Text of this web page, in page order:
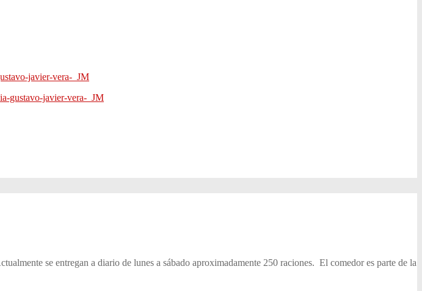
javier-vera-_JM
gustavo-javier-vera-_JM
se entregan a diario de lunes a sábado aproximadamente 250 raciones. El comedor es parte de la